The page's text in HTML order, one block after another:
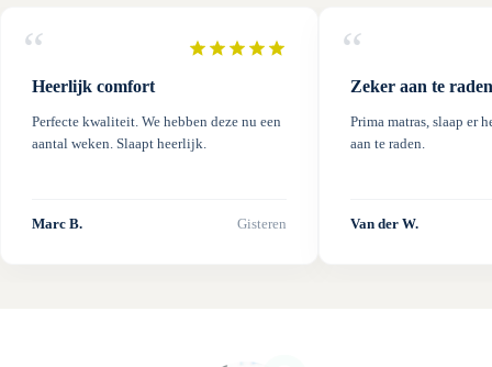
“
Heerlijk comfort
Perfecte kwaliteit. We hebben deze nu een
aantal weken. Slaapt heerlijk.
Marc B. Gisteren
“
Zeker aan te raden
Prima matras, slaap er
aan te raden.
Van der W.